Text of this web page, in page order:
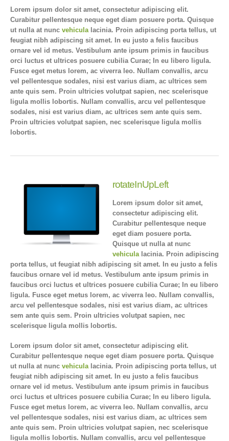
Lorem ipsum dolor sit amet, consectetur adipiscing elit.
Curabitur pellentesque neque eget diam posuere porta. Quisque
ut nulla at nunc vehiculalacinia. Proin adipiscing porta tellus, ut
feugiat nibh adipiscing sit amet. In eu justo a felis faucibus
ornare vel id metus. Vestibulum ante ipsum primis in faucibus
orci luctus et ultrices posuere cubilia Curae; In eu libero ligula.
Fusce eget metus lorem, ac viverra leo. Nullam convallis, arcu
vel pellentesque sodales, nisi est varius diam, ac ultrices sem
ante quis sem. Proin ultricies volutpat sapien, nec scelerisque
ligula mollis lobortis. Nullam convallis, arcu vel pellentesque
sodales, nisi est varius diam, ac ultrices sem ante quis sem.
Proin ultricies volutpat sapien, nec scelerisque ligula mollis
lobortis.
rotateInUpLeft
Lorem ipsum dolor sit amet,
consectetur adipiscing elit.
Curabitur pellentesque neque
eget diam posuere porta.
Quisque ut nulla at nunc
vehiculalacinia. Proin adipiscing
porta tellus, ut feugiat nibh adipiscing sit amet. In eu justo a felis
faucibus ornare vel id metus. Vestibulum ante ipsum primis in
faucibus orci luctus et ultrices posuere cubilia Curae; In eu libero
ligula. Fusce eget metus lorem, ac viverra leo. Nullam convallis,
arcu vel pellentesque sodales, nisi est varius diam, ac ultrices
sem ante quis sem. Proin ultricies volutpat sapien, nec
scelerisque ligula mollis lobortis.
Lorem ipsum dolor sit amet, consectetur adipiscing elit.
Curabitur pellentesque neque eget diam posuere porta. Quisque
ut nulla at nunc vehiculalacinia. Proin adipiscing porta tellus, ut
feugiat nibh adipiscing sit amet. In eu justo a felis faucibus
ornare vel id metus. Vestibulum ante ipsum primis in faucibus
orci luctus et ultrices posuere cubilia Curae; In eu libero ligula.
Fusce eget metus lorem, ac viverra leo. Nullam convallis, arcu
vel pellentesque sodales, nisi est varius diam, ac ultrices sem
ante quis sem. Proin ultricies volutpat sapien, nec scelerisque
ligula mollis lobortis. Nullam convallis, arcu vel pellentesque